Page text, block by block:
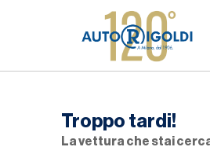
Troppo tardi!
La vettura che stai